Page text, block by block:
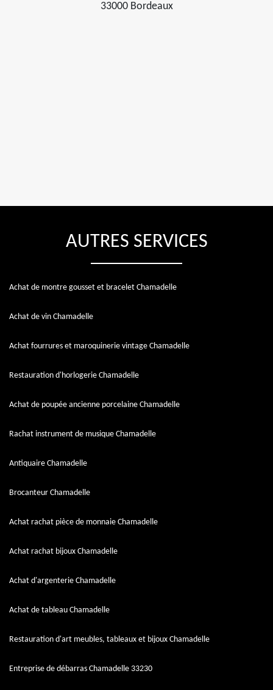
33000 Bordeaux
AUTRES SERVICES
Achat de montre gousset et bracelet Chamadelle
Achat de vin Chamadelle
Achat fourrures et maroquinerie vintage Chamadelle
Restauration d'horlogerie Chamadelle
Achat de poupée ancienne porcelaine Chamadelle
Rachat instrument de musique Chamadelle
Antiquaire Chamadelle
Brocanteur Chamadelle
Achat rachat pièce de monnaie Chamadelle
Achat rachat bijoux Chamadelle
Achat d'argenterie Chamadelle
Achat de tableau Chamadelle
Restauration d'art meubles, tableaux et bijoux Chamadelle
Entreprise de débarras Chamadelle 33230